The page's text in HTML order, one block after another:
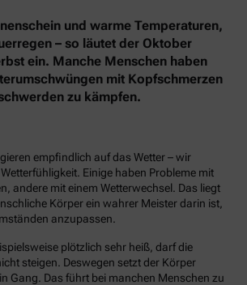
und warme Temperaturen,
– so läutet der Oktober
ein. Manche Menschen haben
mit Kopfschmerzen
zu kämpfen.
empfindlich auf das Wetter – wir
Einige haben Probleme mit
andere mit einem Wetterwechsel. Das liegt
Körper ein wahrer Meister darin ist,
anzupassen.
plötzlich sehr heiß, darf die
steigen. Deswegen setzt der Körper
Gang. Das führt bei manchen Menschen zu